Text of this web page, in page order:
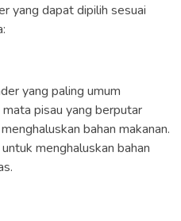
yang dapat dipilih sesuai
yang paling umum
pisau yang berputar
bahan makanan.
menghaluskan bahan